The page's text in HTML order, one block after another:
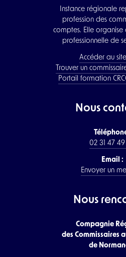
Instance régionale
profession des
comptes. Elle
professionnelle de
Accéder au
Trouver un
Portail formation
Nous
02 31 47
Email :
Envoyer un
Nous
Compagnie
des Commissaires
de